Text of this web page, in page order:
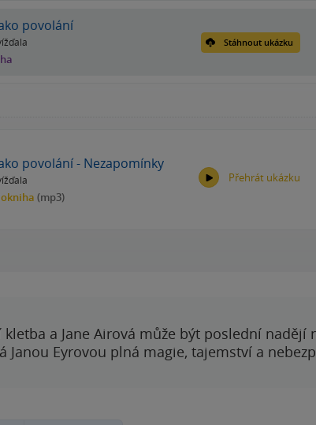
povolání
Stáhnout ukázku
povolání - Nezapomínky
(mp3)
Přehrát ukázku
a Jane Airová může být poslední
Janou Eyrovou plná magie, tajemství a